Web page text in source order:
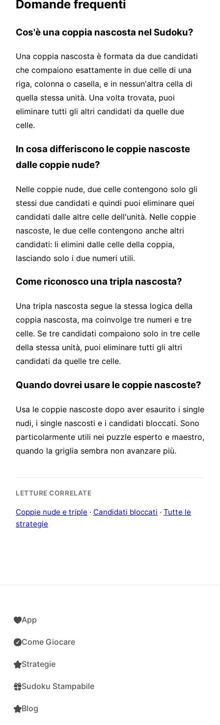
Domande frequenti
Cos'è una coppia nascosta nel Sudoku?
Una coppia nascosta è formata da due candidati
che compaiono esattamente in due celle di una
riga, colonna o casella, e in nessun'altra cella di
quella stessa unità. Una volta trovata, puoi
eliminare tutti gli altri candidati da quelle due
celle.
In cosa differiscono le coppie nascoste
dalle coppie nude?
Nelle coppie nude, due celle contengono solo gli
stessi due candidati e quindi puoi eliminare quei
candidati dalle altre celle dell'unità. Nelle coppie
nascoste, le due celle contengono anche altri
candidati: li elimini dalle celle della coppia,
lasciando solo i due numeri utili.
Come riconosco una tripla nascosta?
Una tripla nascosta segue la stessa logica della
coppia nascosta, ma coinvolge tre numeri e tre
celle. Se tre candidati compaiono solo in tre celle
della stessa unità, puoi eliminare tutti gli altri
candidati da quelle tre celle.
Quando dovrei usare le coppie nascoste?
Usa le coppie nascoste dopo aver esaurito i single
nudi, i single nascosti e i candidati bloccati. Sono
particolarmente utili nei puzzle esperto e maestro,
quando la griglia sembra non avanzare più.
LETTURE CORRELATE
Coppie nude e triple · Candidati bloccati · Tutte le
strategie
App
Come Giocare
Strategie
Sudoku Stampabile
Blog